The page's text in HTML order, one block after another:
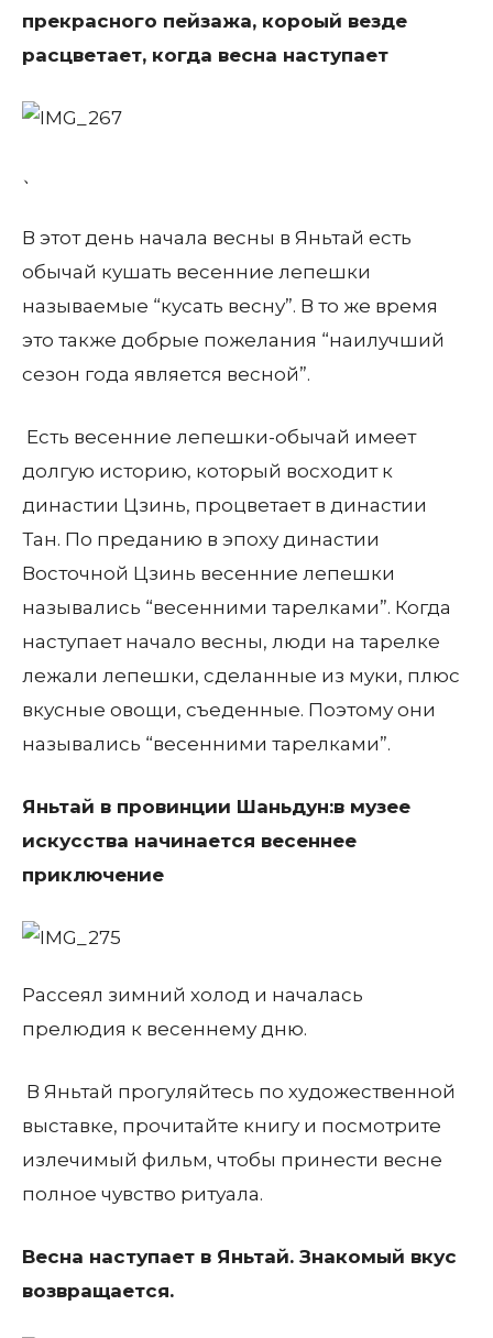
прекрасного пейзажа, короый везде
расцветает, когда весна наступает
、
В этот день начала весны в Яньтай есть
обычай кушать весенние лепешки
называемые “кусать весну”. В то же время
это также добрые пожелания “наилучший
сезон года является весной”.
Есть весенние лепешки-обычай имеет
долгую историю, который восходит к
династии Цзинь, процветает в династии
Тан. По преданию в эпоху династии
Восточной Цзинь весенние лепешки
назывались “весенними тарелками”. Когда
наступает начало весны, люди на тарелке
лежали лепешки, сделанные из муки, плюс
вкусные овощи, съеденные. Поэтому они
назывались “весенними тарелками”.
Яньтай в провинции Шаньдун:в музее
искусства начинается весеннее
приключение
Рассеял зимний холод и началась
прелюдия к весеннему дню.
В Яньтай прогуляйтесь по художественной
выставке, прочитайте книгу и посмотрите
излечимый фильм, чтобы принести весне
полное чувство ритуала.
Весна наступает в Яньтай. Знакомый вкус
возвращается.